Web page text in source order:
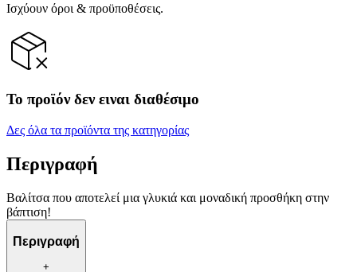
Ισχύουν όροι & προϋποθέσεις.
Το προϊόν δεν ειναι διαθέσιμο
Δες όλα τα προϊόντα της κατηγορίας
Περιγραφή
Βαλίτσα που αποτελεί μια γλυκιά και μοναδική προσθήκη στην
βάπτιση!
Περιγραφή
+